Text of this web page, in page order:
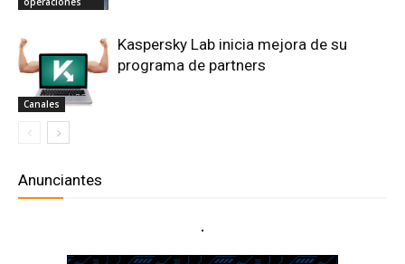
Canales
Kaspersky Lab inicia mejora de su
programa de partners
Anunciantes